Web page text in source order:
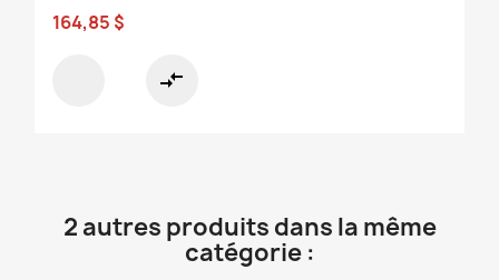
164,85 $
compare_arrows
2 autres produits dans la même
catégorie :